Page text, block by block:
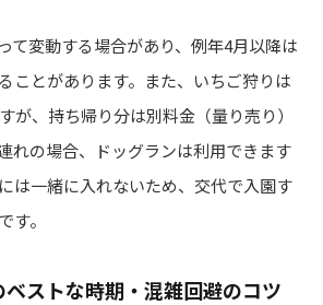
て変動する場合があり、例年4月以降は
ことがあります。また、いちご狩りは
が、持ち帰り分は別料金（量り売り）
れの場合、ドッグランは利用できます
は一緒に入れないため、交代で入園す
す。
ストな時期・混雑回避のコツ